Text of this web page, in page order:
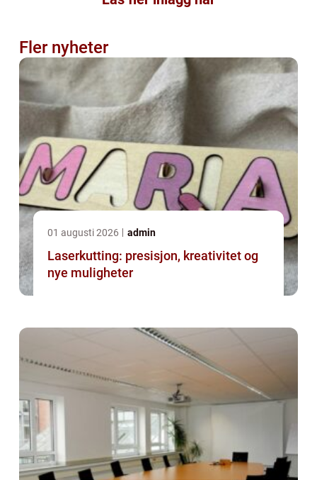
Fler nyheter
01 augusti 2026 admin
Laserkutting: presisjon, kreativitet og
nye muligheter